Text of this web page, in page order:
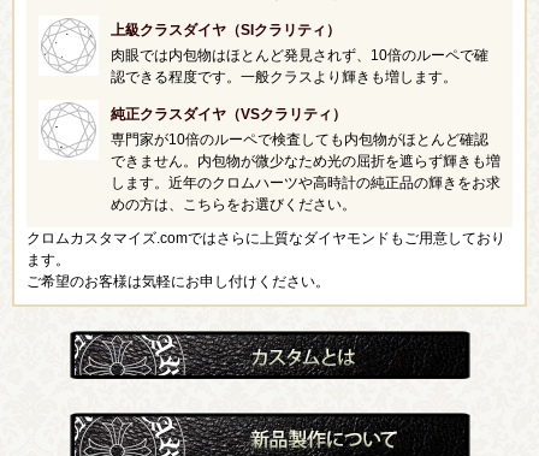
上級クラスダイヤ（SIクラリティ）
肉眼では内包物はほとんど発見されず、10倍のルーペで確
認できる程度です。一般クラスより輝きも増します。
純正クラスダイヤ（VSクラリティ）
専門家が10倍のルーペで検査しても内包物がほとんど確認
できません。内包物が微少なため光の屈折を遮らず輝きも増
します。近年のクロムハーツや高時計の純正品の輝きをお求
めの方は、こちらをお選びください。
クロムカスタマイズ.comではさらに上質なダイヤモンドもご用意しており
ます。
ご希望のお客様は気軽にお申し付けください。